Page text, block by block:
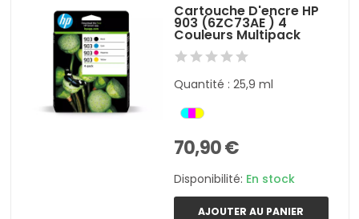
Cartouche D'encre HP
903 (6ZC73AE ) 4
Couleurs Multipack
Quantité : 25,9 ml
70,90 €
Disponibilité: En stock
AJOUTER AU PANIER